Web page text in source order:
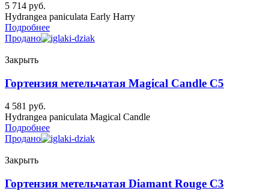
5 714 руб.
Hydrangea paniculata Early Harry
Подробнее
Продано
Закрыть
Гортензия метельчатая Magical Candle C5
4 581 руб.
Hydrangea paniculata Magical Candle
Подробнее
Продано
Закрыть
Гортензия метельчатая Diamant Rouge C3